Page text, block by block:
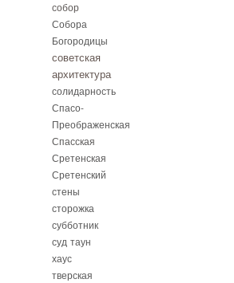
собор
Собора
Богородицы
советская
архитектура
солидарность
Спасо-
Преображенская
Спасская
Сретенская
Сретенский
стены
сторожка
субботник
суд таун
хаус
тверская